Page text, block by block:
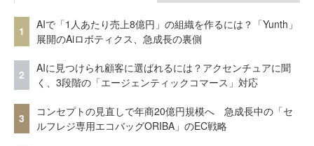
1
AIで「1人あたり売上8億円」の組織を作るには？「Yunth」
展開のAiロボティクス、急成長の裏側
2
AIに見つけられ顧客に選ばれるには？アクセンチュアに聞
く、3段階の「エージェンティックコマース」対応
3
コンセプトの見直しで年商20億円規模へ 急成長中の「セ
ルフレジ専用エコバッグORIBA」のEC戦略